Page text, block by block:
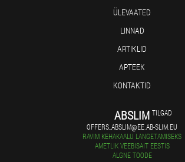
ÜLEVAATED
LINNAD
ARTIKLID
APTEEK
KONTAKTID
ABSLIM TILGAD
OFFERS_ABSLIM@EE.AB-SLIM.EU
RAVIM KEHAKAALU LANGETAMISEKS
AMETLIK VEEBISAIT EESTIS
ALGNE TOODE